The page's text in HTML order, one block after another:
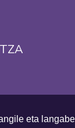
eta